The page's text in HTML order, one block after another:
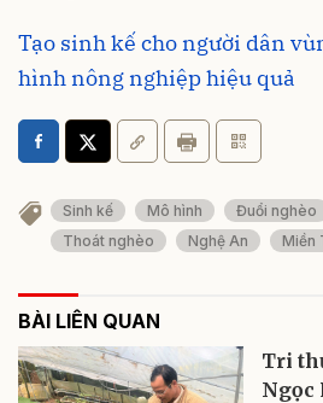
Tạo sinh kế cho người dân
hình nông nghiệp hiệu quả
Sinh kế Mô hình Đuổi nghèo
Thoát nghèo
Nghệ An Miền
BÀI LIÊN QUAN
Tri
Ngọc